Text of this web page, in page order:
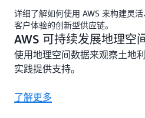
详细了解如何使用 AWS 来构建灵
客户体验的创新型供应链。
AWS 可持续发展地理空
使用地理空间数据来观察土地
实践提供支持。
了解更多